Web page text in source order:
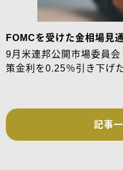
FOMCを受けた金相場見
9月米連邦公開市場委員
策金利を0.25％引き下げた
記事